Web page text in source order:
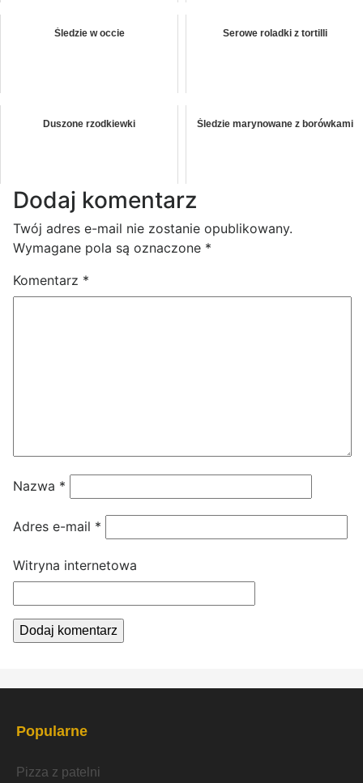
Śledzie w occie Serowe roladki z tortilli
Duszone rzodkiewki Śledzie marynowane z borówkami
Dodaj komentarz
Twój adres e-mail nie zostanie opublikowany.
Wymagane pola są oznaczone *
Komentarz *
Nazwa *
Adres e-mail *
Witryna internetowa
Popularne
Pizza z patelni